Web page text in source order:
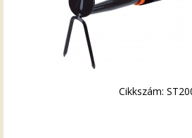
Cikkszám: